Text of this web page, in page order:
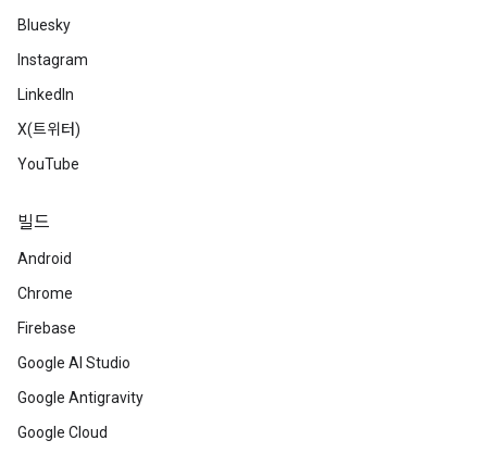
Bluesky
Instagram
LinkedIn
X(트위터)
YouTube
빌드
Android
Chrome
Firebase
Google AI Studio
Google Antigravity
Google Cloud